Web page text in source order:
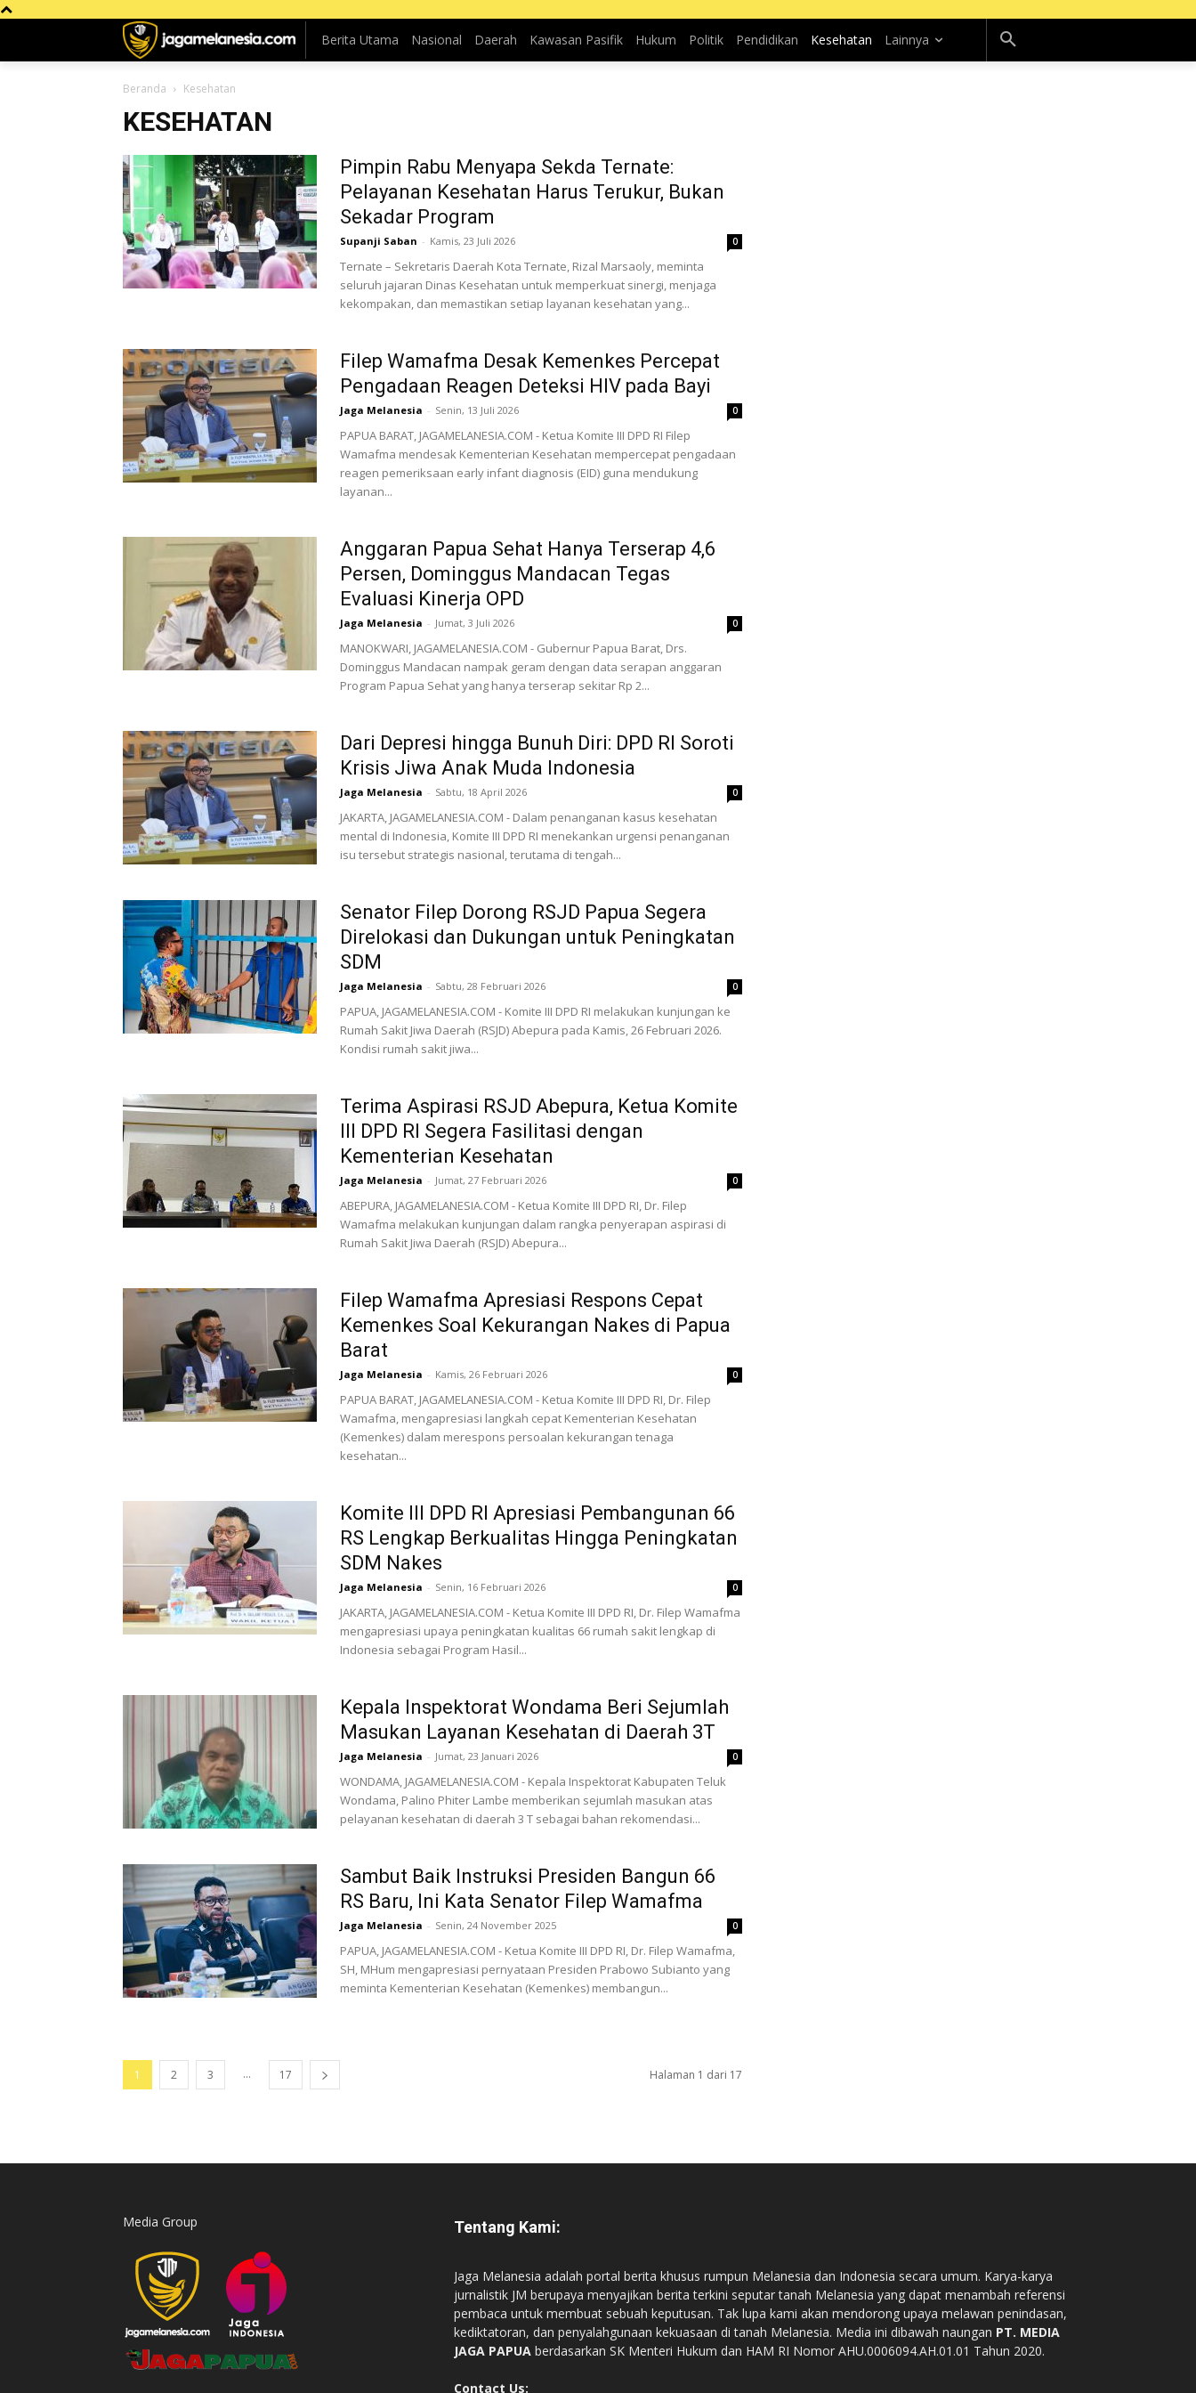
Berita Utama Nasional Daerah Kawasan Pasifik Hukum Politik Pendidikan Kesehatan Lainnya
Beranda Kesehatan
KESEHATAN
Pimpin Rabu Menyapa Sekda Ternate:
Pelayanan Kesehatan Harus Terukur, Bukan
Sekadar Program
Supanji Saban - Kamis, 23 Juli 2026 0
Ternate – Sekretaris Daerah Kota Ternate, Rizal Marsaoly, meminta
seluruh jajaran Dinas Kesehatan untuk memperkuat sinergi, menjaga
kekompakan, dan memastikan setiap layanan kesehatan yang...
Filep Wamafma Desak Kemenkes Percepat
Pengadaan Reagen Deteksi HIV pada Bayi
Jaga Melanesia - Senin, 13 Juli 2026 0
PAPUA BARAT, JAGAMELANESIA.COM - Ketua Komite III DPD RI Filep
Wamafma mendesak Kementerian Kesehatan mempercepat pengadaan
reagen pemeriksaan early infant diagnosis (EID) guna mendukung
layanan...
Anggaran Papua Sehat Hanya Terserap 4,6
Persen, Dominggus Mandacan Tegas
Evaluasi Kinerja OPD
Jaga Melanesia - Jumat, 3 Juli 2026 0
MANOKWARI, JAGAMELANESIA.COM - Gubernur Papua Barat, Drs.
Dominggus Mandacan nampak geram dengan data serapan anggaran
Program Papua Sehat yang hanya terserap sekitar Rp 2...
Dari Depresi hingga Bunuh Diri: DPD RI Soroti
Krisis Jiwa Anak Muda Indonesia
Jaga Melanesia - Sabtu, 18 April 2026 0
JAKARTA, JAGAMELANESIA.COM - Dalam penanganan kasus kesehatan
mental di Indonesia, Komite III DPD RI menekankan urgensi penanganan
isu tersebut strategis nasional, terutama di tengah...
Senator Filep Dorong RSJD Papua Segera
Direlokasi dan Dukungan untuk Peningkatan
SDM
Jaga Melanesia - Sabtu, 28 Februari 2026 0
PAPUA, JAGAMELANESIA.COM - Komite III DPD RI melakukan kunjungan ke
Rumah Sakit Jiwa Daerah (RSJD) Abepura pada Kamis, 26 Februari 2026.
Kondisi rumah sakit jiwa...
Terima Aspirasi RSJD Abepura, Ketua Komite
III DPD RI Segera Fasilitasi dengan
Kementerian Kesehatan
Jaga Melanesia - Jumat, 27 Februari 2026 0
ABEPURA, JAGAMELANESIA.COM - Ketua Komite III DPD RI, Dr. Filep
Wamafma melakukan kunjungan dalam rangka penyerapan aspirasi di
Rumah Sakit Jiwa Daerah (RSJD) Abepura...
Filep Wamafma Apresiasi Respons Cepat
Kemenkes Soal Kekurangan Nakes di Papua
Barat
Jaga Melanesia - Kamis, 26 Februari 2026 0
PAPUA BARAT, JAGAMELANESIA.COM - Ketua Komite III DPD RI, Dr. Filep
Wamafma, mengapresiasi langkah cepat Kementerian Kesehatan
(Kemenkes) dalam merespons persoalan kekurangan tenaga
kesehatan...
Komite III DPD RI Apresiasi Pembangunan 66
RS Lengkap Berkualitas Hingga Peningkatan
SDM Nakes
Jaga Melanesia - Senin, 16 Februari 2026 0
JAKARTA, JAGAMELANESIA.COM - Ketua Komite III DPD RI, Dr. Filep Wamafma
mengapresiasi upaya peningkatan kualitas 66 rumah sakit lengkap di
Indonesia sebagai Program Hasil...
Kepala Inspektorat Wondama Beri Sejumlah
Masukan Layanan Kesehatan di Daerah 3T
Jaga Melanesia - Jumat, 23 Januari 2026 0
WONDAMA, JAGAMELANESIA.COM - Kepala Inspektorat Kabupaten Teluk
Wondama, Palino Phiter Lambe memberikan sejumlah masukan atas
pelayanan kesehatan di daerah 3 T sebagai bahan rekomendasi...
Sambut Baik Instruksi Presiden Bangun 66
RS Baru, Ini Kata Senator Filep Wamafma
Jaga Melanesia - Senin, 24 November 2025 0
PAPUA, JAGAMELANESIA.COM - Ketua Komite III DPD RI, Dr. Filep Wamafma,
SH, MHum mengapresiasi pernyataan Presiden Prabowo Subianto yang
meminta Kementerian Kesehatan (Kemenkes) membangun...
1 2 3 ... 17 Halaman 1 dari 17
Media Group Tentang Kami:
Jaga Melanesia adalah portal berita khusus rumpun Melanesia dan Indonesia secara umum. Karya-karya
jurnalistik JM berupaya menyajikan berita terkini seputar tanah Melanesia yang dapat menambah referensi
pembaca untuk membuat sebuah keputusan. Tak lupa kami akan mendorong upaya melawan penindasan,
kediktatoran, dan penyalahgunaan kekuasaan di tanah Melanesia. Media ini dibawah naungan PT. MEDIA
JAGA PAPUA berdasarkan SK Menteri Hukum dan HAM RI Nomor AHU.0006094.AH.01.01 Tahun 2020.
Contact Us: